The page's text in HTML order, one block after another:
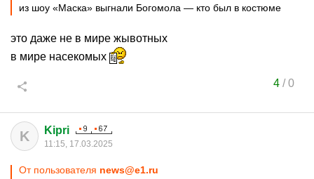
из шоу «Маска» выгнали Богомола — кто был в костюме
это даже не в мире жывотных
в мире насекомых
4/0
K Kipri
11:15, 17.03.2025
От пользователя news@e1.ru